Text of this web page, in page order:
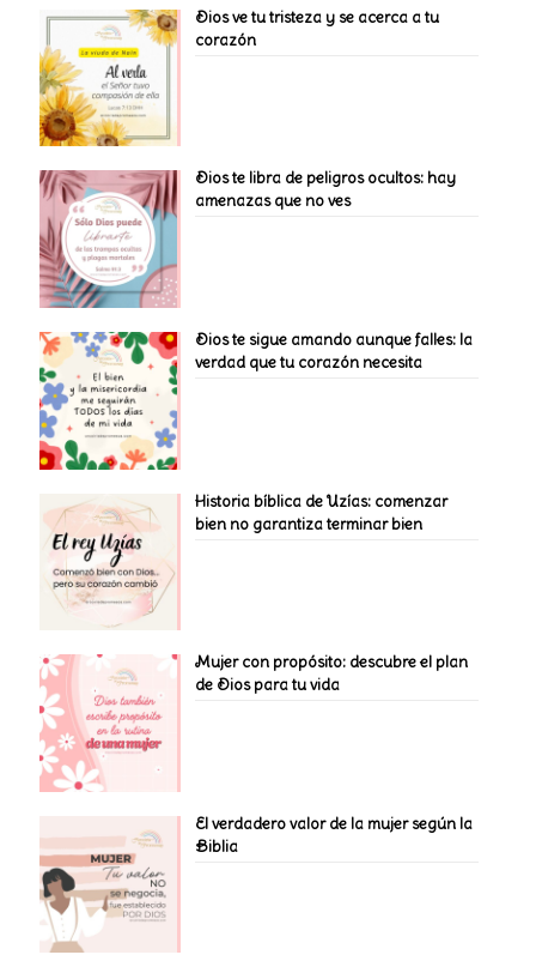
Dios ve tu tristeza y se acerca a tu
corazón
Dios te libra de peligros ocultos: hay
amenazas que no ves
Dios te sigue amando aunque falles: la
verdad que tu corazón necesita
Historia bíblica de Uzías: comenzar
bien no garantiza terminar bien
Mujer con propósito: descubre el plan
de Dios para tu vida
El verdadero valor de la mujer según la
Biblia